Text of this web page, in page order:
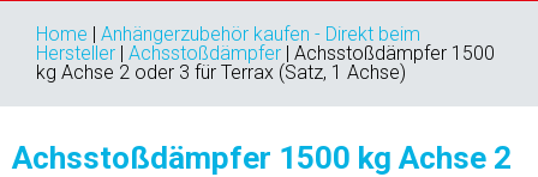
Home | Anhängerzubehör kaufen - Direkt beim
Hersteller | Achsstoßdämpfer | Achsstoßdämpfer 1500
kg Achse 2 oder 3 für Terrax (Satz, 1 Achse)
Achsstoßdämpfer 1500 kg Achse 2